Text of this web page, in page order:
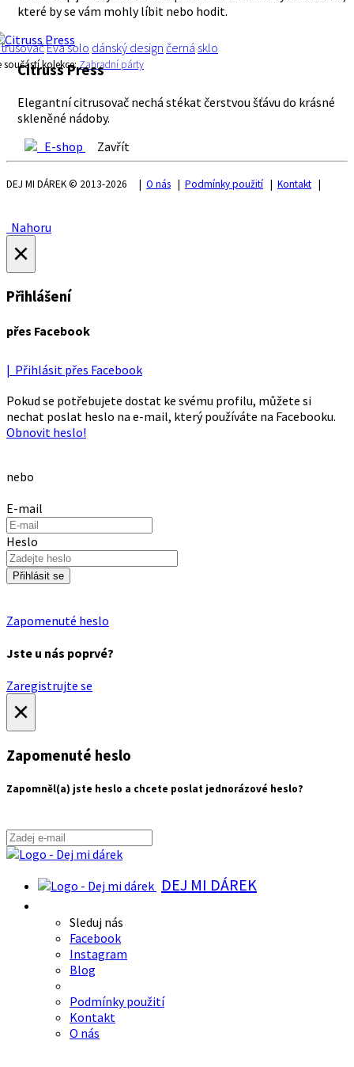
které by se vám mohly líbit nebo hodit.
Eva solo dánský design černá sklo
součástí kolekce:Zahradní párty
Citruss Press
Elegantní citrusovač nechá stékat čerstvou šťávu do krásné
skleněné nádoby.
E-shop
Zavřít
DEJ MI DÁREK © 2013-2026 | O nás | Podmínky použití| Kontakt |
Nahoru
×
Přihlášení
přes Facebook
| Přihlásit přes Facebook
Pokud se potřebujete dostat ke svému profilu, můžete si
nechat poslat heslo na e-mail, který používáte na Facebooku.
Obnovit heslo!
nebo
E-mail
Heslo
Přihlásit se
Zapomenuté heslo
Jste u nás poprvé?
Zaregistrujte se
×
Zapomenuté heslo
Zapomněl(a) jste heslo a chcete poslat jednorázové heslo?
DEJ MI DÁREK
Sleduj nás
Facebook
Instagram
Blog
Podmínky použití
Kontakt
O nás